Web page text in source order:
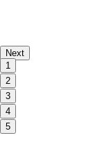
Next
1
2
3
4
5